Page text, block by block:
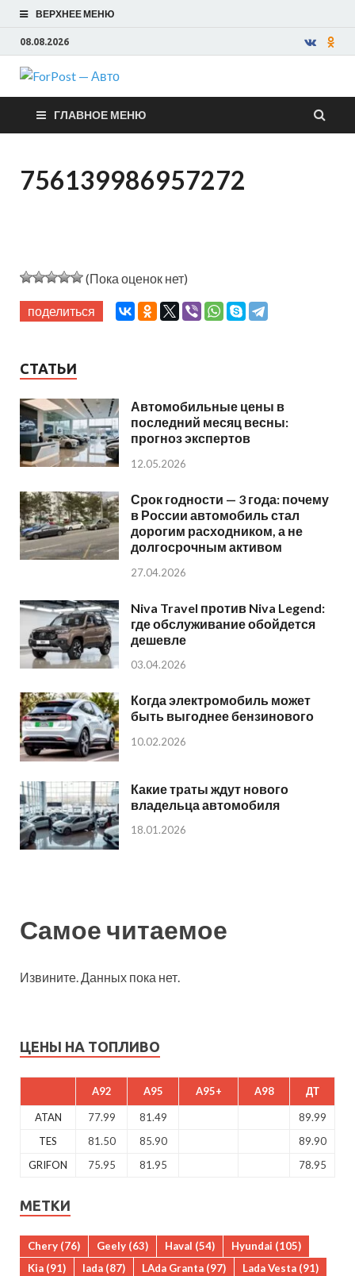
ВЕРХНЕЕ МЕНЮ
08.08.2026
ForPost —
Авто
ГЛАВНОЕ МЕНЮ
756139986957272
(Пока оценок нет)
поделиться
СТАТЬИ
Автомобильные цены в
последний месяц весны:
прогноз экспертов
12.05.2026
Срок годности — 3 года: почему
в России автомобиль стал
дорогим расходником, а не
долгосрочным активом
27.04.2026
Niva Travel против Niva Legend:
где обслуживание обойдется
дешевле
03.04.2026
Когда электромобиль может
быть выгоднее бензинового
10.02.2026
Какие траты ждут нового
владельца автомобиля
18.01.2026
Самое читаемое
Извините. Данных пока нет.
ЦЕНЫ НА ТОПЛИВО
A92 A95 A95+ A98 ДТ
ATAN 77.99 81.49
89.99
TES
81.50 85.90
89.90
GRIFON
75.95 81.95 78.95
МЕТКИ
Chery (76) Geely (63) Haval (54) Hyundai (105)
Kia (91) lada (87) LAda Granta (97) Lada Vesta (91)